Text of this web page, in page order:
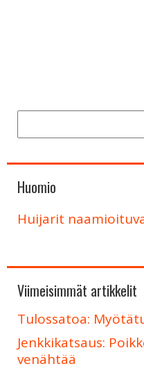
Huomio
Huijarit
Viimeisimmät artikkelit
Tulossatoa:
Jenkkikatsaus:
venähtää